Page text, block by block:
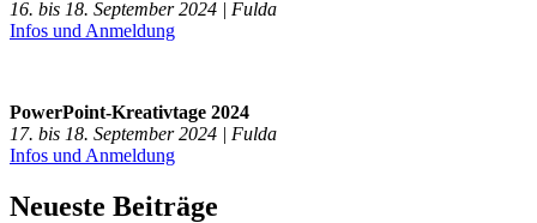
16. bis 18. September 2024 | Fulda
Infos und Anmeldung
PowerPoint-Kreativtage 2024
17. bis 18. September 2024 | Fulda
Infos und Anmeldung
Neueste Beiträge